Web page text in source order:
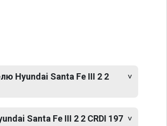
Hyundai Santa Fe III 2 2
Santa Fe III 2 2 CRDI 197